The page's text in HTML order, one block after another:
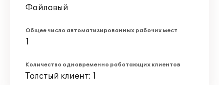
Файловый
Общее число автоматизированных рабочих мест
1
Количество одновременно работающих клиентов
Толстый клиент: 1